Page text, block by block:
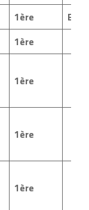
1ère
ESP
1ère
1ère
1ère
1ère